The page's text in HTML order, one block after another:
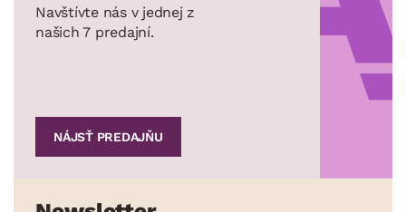
Navštívte nás v jednej z
našich 7 predajní.
NÁJSŤ PREDAJŇU